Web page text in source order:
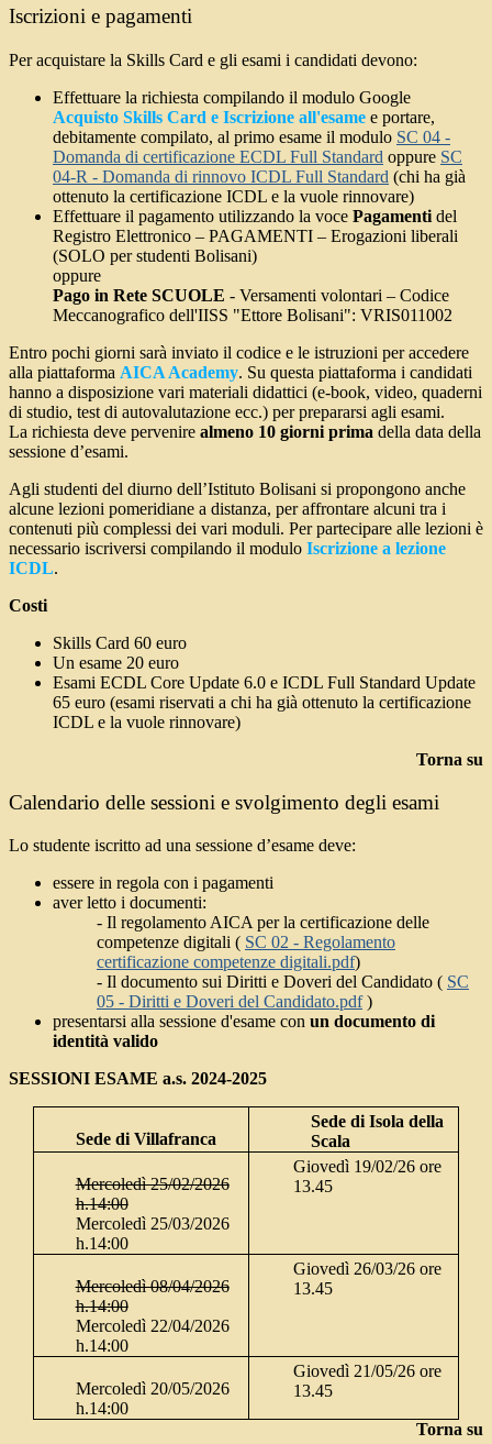
Iscrizioni e pagamenti
Per acquistare la Skills Card e gli esami i candidati devono:
Effettuare la richiesta compilando il modulo Google
Acquisto Skills Card e Iscrizione all'esame e portare,
debitamente compilato, al primo esame il modulo SC 04 -
Domanda di certificazione ECDL Full Standard oppure SC
04-R - Domanda di rinnovo ICDL Full Standard (chi ha già
ottenuto la certificazione ICDL e la vuole rinnovare)
Effettuare il pagamento utilizzando la voce Pagamenti del
Registro Elettronico – PAGAMENTI – Erogazioni liberali
(SOLO per studenti Bolisani)
oppure
Pago in Rete SCUOLE - Versamenti volontari – Codice
Meccanografico dell'IISS "Ettore Bolisani": VRIS011002
Entro pochi giorni sarà inviato il codice e le istruzioni per accedere
alla piattaforma AICA Academy. Su questa piattaforma i candidati
hanno a disposizione vari materiali didattici (e-book, video, quaderni
di studio, test di autovalutazione ecc.) per prepararsi agli esami.
La richiesta deve pervenire almeno 10 giorni prima della data della
sessione d’esami.
Agli studenti del diurno dell’Istituto Bolisani si propongono anche
alcune lezioni pomeridiane a distanza, per affrontare alcuni tra i
contenuti più complessi dei vari moduli. Per partecipare alle lezioni è
necessario iscriversi compilando il modulo Iscrizione a lezione
ICDL.
Costi
Skills Card 60 euro
Un esame 20 euro
Esami ECDL Core Update 6.0 e ICDL Full Standard Update
65 euro (esami riservati a chi ha già ottenuto la certificazione
ICDL e la vuole rinnovare)
Torna su
Calendario delle sessioni e svolgimento degli esami
Lo studente iscritto ad una sessione d’esame deve:
essere in regola con i pagamenti
aver letto i documenti:
- Il regolamento AICA per la certificazione delle
competenze digitali ( SC 02 - Regolamento
certificazione competenze digitali.pdf)
- Il documento sui Diritti e Doveri del Candidato ( SC
05 - Diritti e Doveri del Candidato.pdf)
presentarsi alla sessione d'esame con un documento di
identità valido
SESSIONI ESAME a.s. 2024-2025
Sede di Villafranca
Sede di Isola della
Scala
Mercoledì 25/02/2026
h.14:00
Mercoledì 25/03/2026
h.14:00
Giovedì 19/02/26 ore
13.45
Mercoledì 08/04/2026
h.14:00
Mercoledì 22/04/2026
h.14:00
Giovedì 26/03/26 ore
13.45
Mercoledì 20/05/2026
h.14:00
Giovedì 21/05/26 ore
13.45
Torna su